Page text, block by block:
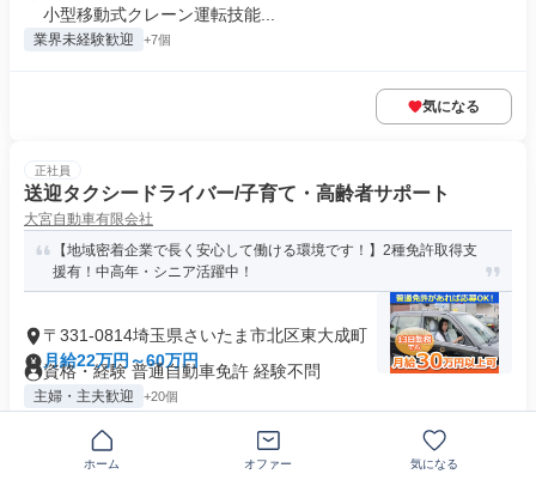
小型移動式クレーン運転技能...
業界未経験歓迎 +7個
気になる
正社員
送迎タクシードライバー/子育て・高齢者サポート
大宮自動車有限会社
【地域密着企業で長く安心して働ける環境です！】2種免許取得支
援有！中高年・シニア活躍中！
〒331-0814埼玉県さいたま市北区東大成町
月給22万円～60万円
資格・経験 普通自動車免許 経験不問
主婦・主夫歓迎 +20個
気になる
ホーム オファー 気になる